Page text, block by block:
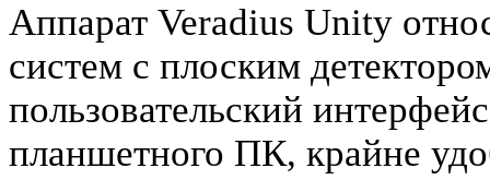
Аппарат Veradius Unity
систем с плоским
пользовательский
планшетного ПК, крайне